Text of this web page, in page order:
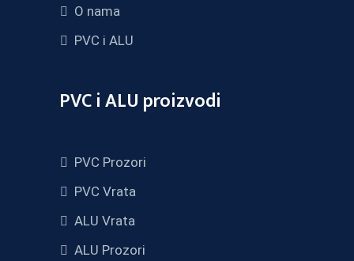
O nama
PVC i ALU
PVC i ALU proizvodi
PVC Prozori
PVC Vrata
ALU Vrata
ALU Prozori